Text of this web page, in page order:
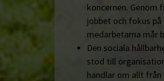
koncernen. Genom
jobbet och fokus
medarbetarna mår
Den sociala
stöd till
handlar om allt